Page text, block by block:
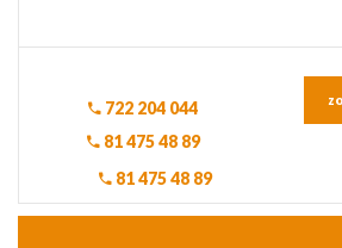
722 204 044
81 475 48 89
81 475 48 89